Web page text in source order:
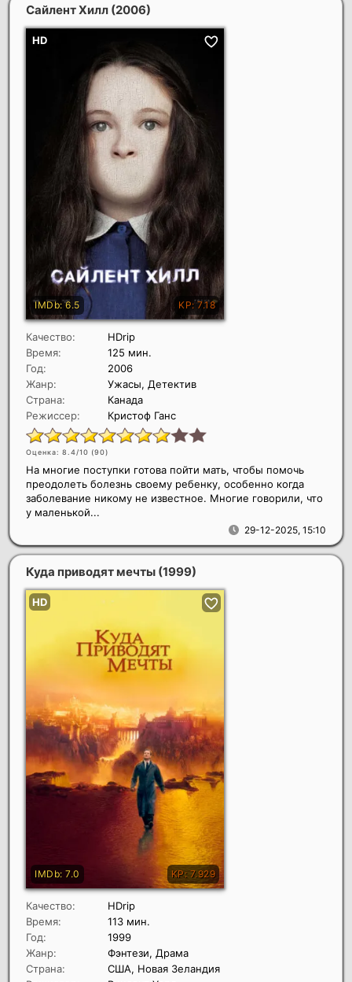
Сайлент Хилл (2006)
Качество:
HDrip
Время:
125 мин.
Год:
2006
Жанр:
Ужасы, Детектив
Страна:
Канада
Режиссер:
Кристоф Ганс
Оценка: 8.4/10 (90)
29-12-2025, 15:10
На многие поступки готова пойти мать, чтобы помочь
преодолеть болезнь своему ребенку, особенно когда
заболевание никому не известное. Многие говорили, что
у маленькой...
Куда приводят мечты (1999)
Качество:
HDrip
Время:
113 мин.
Год:
1999
Жанр:
Фэнтези, Драма
Страна:
США, Новая Зеландия